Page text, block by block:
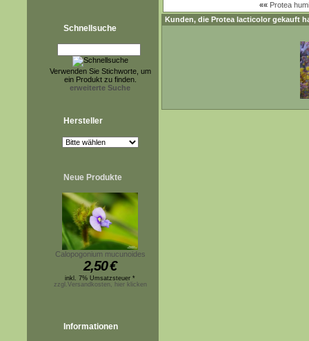
Schnellsuche
Verwenden Sie Stichworte, um
ein Produkt zu finden.
erweiterte Suche
Hersteller
Neue Produkte
Calopogonium mucunoides
2,50€
inkl. 7% Umsatzsteuer *
zzgl.Versandkosten, hier klicken
Informationen
«« Protea
Kunden, die Protea lacticolor gekauft